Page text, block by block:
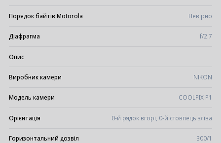
Порядок байтів Motorola Невірно
Діафрагма f/2.7
Опис
Виробник камери NIKON
Модель камери COOLPIX P1
Орієнтація 0-й рядок вгорі, 0-й стовпець зліва
Горизонтальний дозвіл 300/1